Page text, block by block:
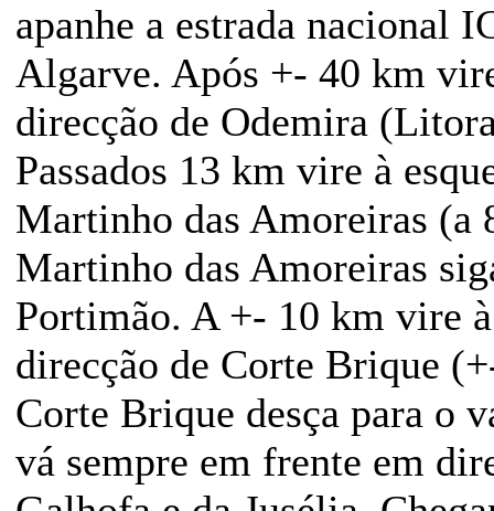
apanhe a estrada nacional
Algarve. Após +- 40 km
direcção de Odemira
Passados 13 km vire à
Martinho das Amoreiras (a
Martinho das Amoreiras
Portimão. A +- 10 km vire
direcção de Corte Brique
Corte Brique desça para o
vá sempre em frente em